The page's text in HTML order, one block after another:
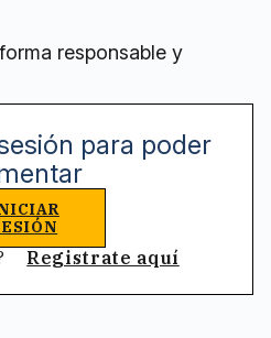
responsable y
para poder
Registrate aquí